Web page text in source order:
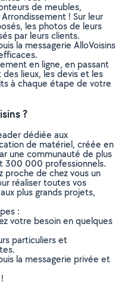
de meubles,
! Sur leur
les photos de leurs
par leurs clients.
la messagerie AlloVoisins
en ligne, en passant
des lieux, les devis et les
à chaque étape de votre
?
dédiée aux
de matériel, créée en
une communauté de plus
300 000 professionnels.
de chez vous un
réaliser toutes vos
plus grands projets,
:
votre besoin en quelques
particuliers et
la messagerie privée et